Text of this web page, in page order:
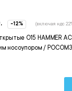
О15 HAMMER
носоупором / РОСОМЗ
-12% (включая ндс